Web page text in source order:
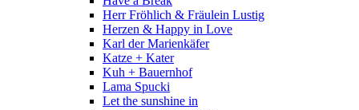
Herr Fröhlich & Fräulein Lustig
Herzen & Happy in Love
Karl der Marienkäfer
Katze + Kater
Kuh + Bauernhof
Lama Spucki
Let the sunshine in